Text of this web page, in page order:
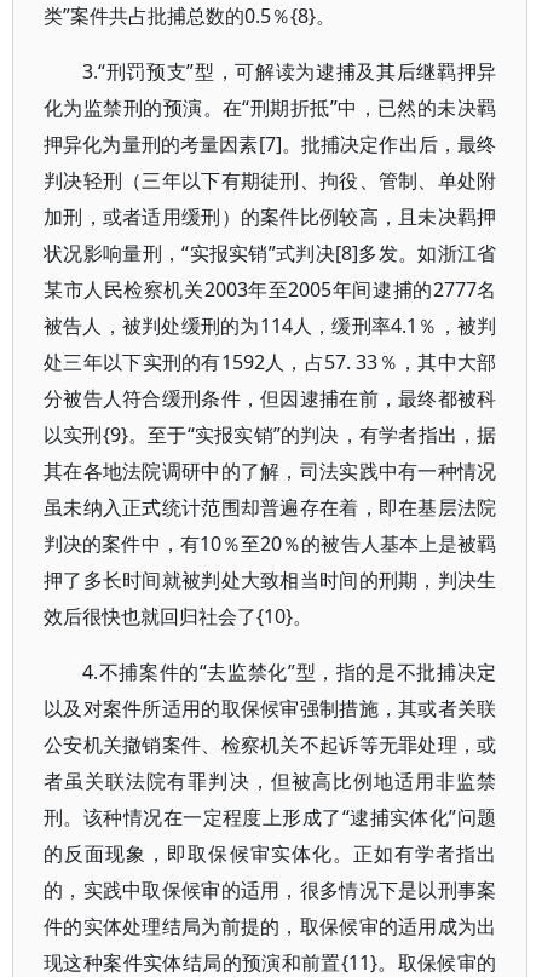
类”案件共占批捕总数的0.5％{8}。
3.“刑罚预支”型，可解读为逮捕及其后继羁押异
化为监禁刑的预演。在“刑期折抵”中，已然的未决羁
押异化为量刑的考量因素[7]。批捕决定作出后，最终
判决轻刑（三年以下有期徒刑、拘役、管制、单处附
加刑，或者适用缓刑）的案件比例较高，且未决羁押
状况影响量刑，“实报实销”式判决[8]多发。如浙江省
某市人民检察机关2003年至2005年间逮捕的2777名
被告人，被判处缓刑的为114人，缓刑率4.1％，被判
处三年以下实刑的有1592人，占57. 33％，其中大部
分被告人符合缓刑条件，但因逮捕在前，最终都被科
以实刑{9}。至于“实报实销”的判决，有学者指出，据
其在各地法院调研中的了解，司法实践中有一种情况
虽未纳入正式统计范围却普遍存在着，即在基层法院
判决的案件中，有10％至20％的被告人基本上是被羁
押了多长时间就被判处大致相当时间的刑期，判决生
效后很快也就回归社会了{10}。
4.不捕案件的“去监禁化”型，指的是不批捕决定
以及对案件所适用的取保候审强制措施，其或者关联
公安机关撤销案件、检察机关不起诉等无罪处理，或
者虽关联法院有罪判决，但被高比例地适用非监禁
刑。该种情况在一定程度上形成了“逮捕实体化”问题
的反面现象，即取保候审实体化。正如有学者指出
的，实践中取保候审的适用，很多情况下是以刑事案
件的实体处理结局为前提的，取保候审的适用成为出
现这种案件实体结局的预演和前置{11}。取保候审的